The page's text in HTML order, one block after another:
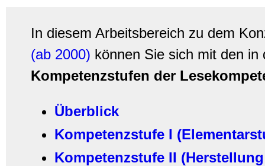
In diesem Arbeitsbereich zu dem
(ab 2000) können Sie sich mit den
Kompetenzstufen der
Überblick
Kompetenzstufe I
Kompetenzstufe II